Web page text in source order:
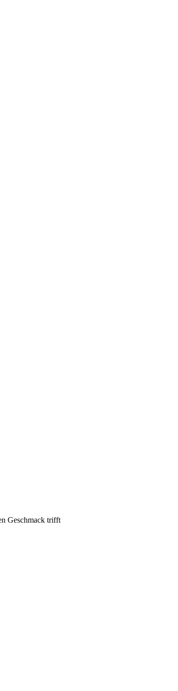
Geschmack trifft